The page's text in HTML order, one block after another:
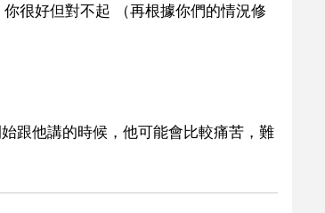
很好但對不起 （再根據你們的情況修
跟他講的時候，他可能會比較痛苦，難